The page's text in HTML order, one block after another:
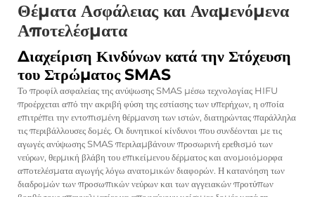
Θέματα Ασφάλειας και Αναμενόμενα
Αποτελέσματα
Διαχείριση Κινδύνων κατά την Στόχευση
του Στρώματος SMAS
Το προφίλ ασφαλείας της ανύψωσης SMAS μέσω τεχνολογίας HIFU
προέρχεται από την ακριβή φύση της εστίασης των υπερήχων, η οποία
επιτρέπει την εντοπισμένη θέρμανση των ιστών, διατηρώντας παράλληλα
τις περιβάλλουσες δομές. Οι δυνητικοί κίνδυνοι που συνδέονται με τις
αγωγές ανύψωσης SMAS περιλαμβάνουν προσωρινή ερεθισμό των
νεύρων, θερμική βλάβη του επικείμενου δέρματος και ανομοιόμορφα
αποτελέσματα αγωγής λόγω ανατομικών διαφορών. Η κατανόηση των
διαδρομών των προσωπικών νεύρων και των αγγειακών προτύπων